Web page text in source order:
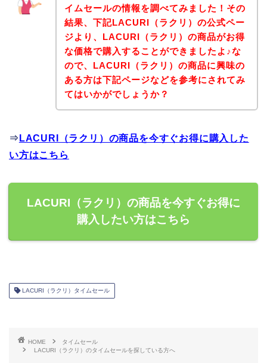
イムセールの情報を調べてみました！その
結果、下記LACURI（ラクリ）の公式ペー
ジより、LACURI（ラクリ）の商品がお得
な価格で購入することができましたよ♪な
ので、LACURI（ラクリ）の商品に興味の
ある方は下記ページなどを参考にされてみ
てはいかがでしょうか？
⇒ LACURI（ラクリ）の商品を今すぐお得に購入した
い方はこちら
LACURI（ラクリ）の商品を今すぐお得に
購入したい方はこちら
LACURI（ラクリ）タイムセール
HOME
タイムセール
LACURI（ラクリ）のタイムセールを探している方へ